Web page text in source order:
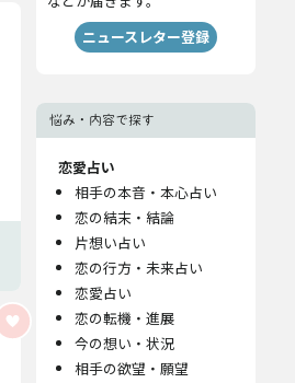
ニュースレター登録
悩み・内容で探す
恋愛占い
相手の本音・本心占い
恋の結末・結論
片想い占い
恋の行方・未来占い
恋愛占い
恋の転機・進展
今の想い・状況
相手の欲望・願望